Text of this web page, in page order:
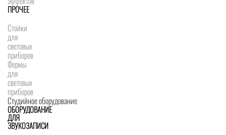
ПРОЧЕЕ
Стойки
для
световых
приборов
Фермы
для
световых
приборов
Студийное оборудование
ОБОРУДОВАНИЕ
ДЛЯ
ЗВУКОЗАПИСИ